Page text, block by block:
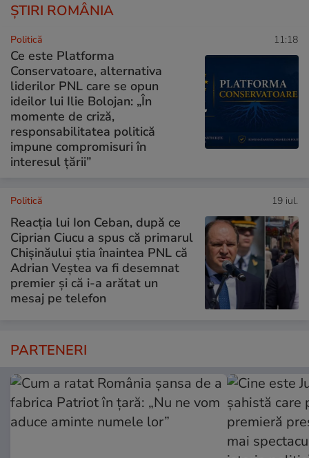
ȘTIRI ROMÂNIA
Politică 11:18
Ce este Platforma
Conservatoare, alternativa
liderilor PNL care se opun
ideilor lui Ilie Bolojan: „În
momente de criză,
responsabilitatea politică
impune compromisuri în
interesul țării”
Politică 19 iul.
Reacția lui Ion Ceban, după ce
Ciprian Ciucu a spus că primarul
Chișinăului știa înaintea PNL că
Adrian Veștea va fi desemnat
premier și că i-a arătat un
mesaj pe telefon
PARTENERI